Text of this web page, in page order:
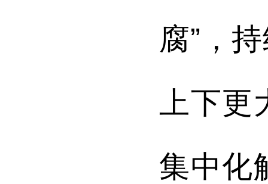
腐”，
上下
集中化